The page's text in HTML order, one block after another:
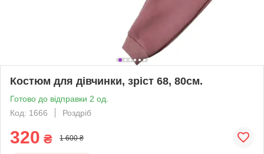
Костюм для дівчинки, зріст 68, 80см.
Готово до відправки 2 од.
Код: 1666
Роздріб
320 ₴ 1 600 ₴